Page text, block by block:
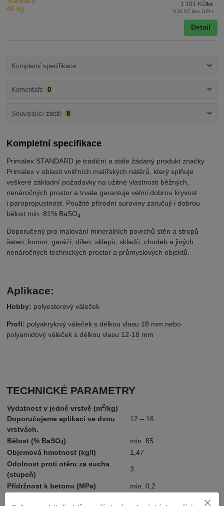
1 101 Kč/ks
910 Kč bez DPH
Detail
Kompletní specifikace
Komentáře 0
Související zboží 8
Kompletní specifikace
Primalex STANDARD je tradiční a stále žádaný produkt značky
Primalex v oblasti vnitřních malířských nátěrů, který splňuje
veškeré základní požadavky na užitné vlastnosti běžných,
nenáročných prostor a trvale garantuje velmi dobrou kryvost
i paropropustnost. Použité přírodní suroviny zaručují i dobrou
bělost min. 81% BaSO4
Doporučený pro malování minerálních povrchů stěn a stropů
šaten, komor, garáží, dílen, sklepů, skladů, chodeb a jiných
nenáročných technických prostor a průmyslových objektů.
Aplikace:
Hobby: polyesterový váleček
Profi: polyakrylový váleček s délkou vlasu 18 mm nebo
polyamidový váleček s délkou vlasu 12-18 mm
TECHNICKÉ PARAMETRY
Vydatnost v jedné vrstvě (m2/kg)
Doporučujeme aplikaci ve dvou
vrstvách.
12 – 16
Bělost (% BaSO4)
min. 85
Objemová hmotnost (kg/l)
1,47
Odolnost proti otěru za sucha
(stupeň)
3
Přídržnost k betonu (MPa)
min. 0,2